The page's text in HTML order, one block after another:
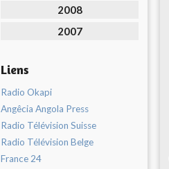
2008
2007
Liens
Radio Okapi
Angêcia Angola Press
Radio Télévision Suisse
Radio Télévision Belge
France 24